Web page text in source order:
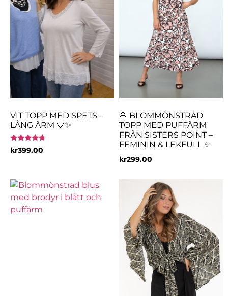
VIT TOPP MED SPETS –
LÅNG ÄRM 🤍✨
Betygsatt
4.50
kr399.00
🌸 BLOMMÖNSTRAD
TOPP MED PUFFÄRM
FRÅN SISTERS POINT –
FEMININ & LEKFULL ✨
kr299.00